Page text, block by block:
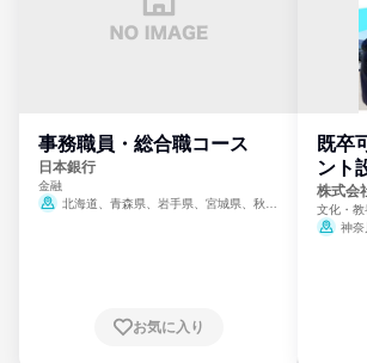
事務職員・総合職コース
日本銀行
金融
北海道、青森県、岩手県、宮城県、秋田
崎県、熊本県、大分県、宮崎県、鹿児島県、
お気に入り
既卒
ント
門
株式会
文化・
ミ、電力
神奈